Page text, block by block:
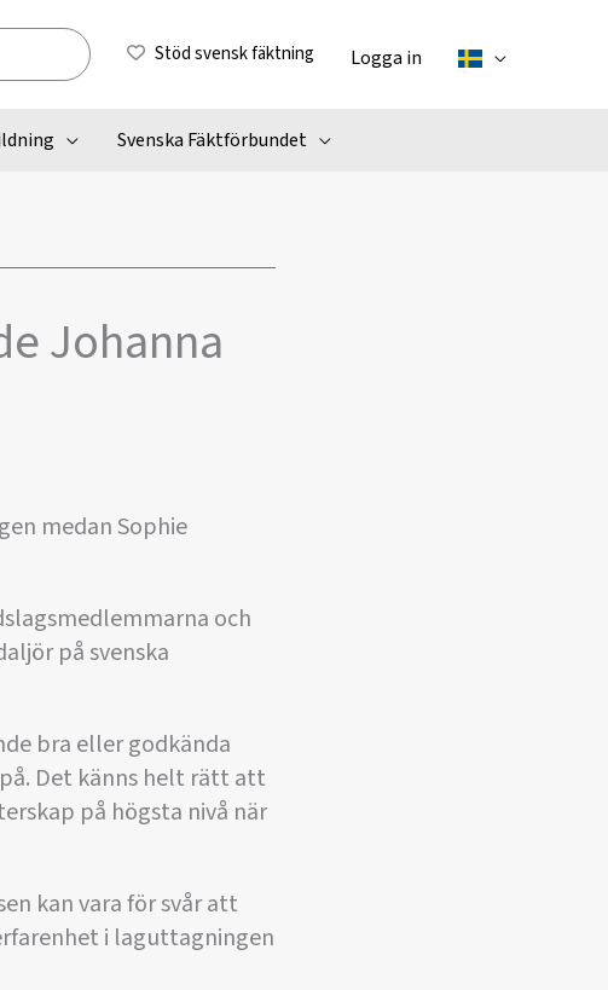
Stöd svensk fäktning Logga in
Svenska Fäktförbundet
Johanna
medan Sophie
och
på svenska
bra eller godkända
Det känns helt rätt att
på högsta nivå när
kan vara för svår att
i laguttagningen